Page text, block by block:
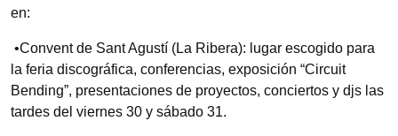
en:
•Convent de Sant Agustí (La Ribera): lugar escogido para
la feria discográfica, conferencias, exposición “Circuit
Bending”, presentaciones de proyectos, conciertos y djs las
tardes del viernes 30 y sábado 31.